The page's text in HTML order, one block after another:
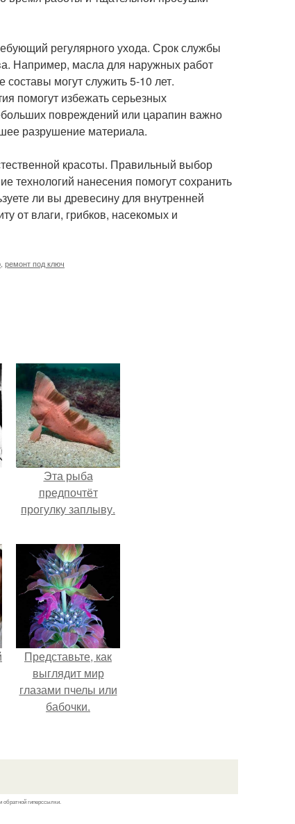
регулярного ухода. Срок службы
Например, масла для наружных работ
могут служить 5-10 лет.
помогут избежать серьезных
повреждений или царапин важно
разрушение материала.
красоты. Правильный выбор
технологий нанесения помогут сохранить
ли вы древесину для внутренней
от влаги, грибков, насекомых и
ремонт под ключ
Эта рыба
предпочтёт
прогулку заплыву.
Представьте, как
выглядит мир
глазами пчелы или
бабочки.
обратной гиперссылки.